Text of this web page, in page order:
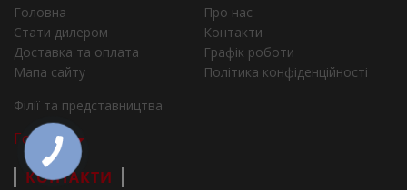
Головна
Про нас
Стати дилером
Контакти
Доставка та оплата
Графік роботи
Мапа сайту
Політика конфіденційності
Філії та представництва
Города
КОНТАКТИ